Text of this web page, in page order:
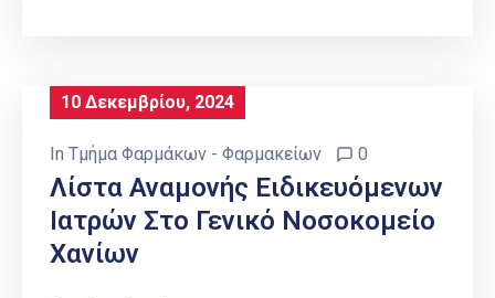
10 Δεκεμβρίου, 2024
In Τμήμα Φαρμάκων - Φαρμακείων 0
Λίστα Αναμονής Ειδικευόμενων
Ιατρών Στο Γενικό Νοσοκομείο
Χανίων